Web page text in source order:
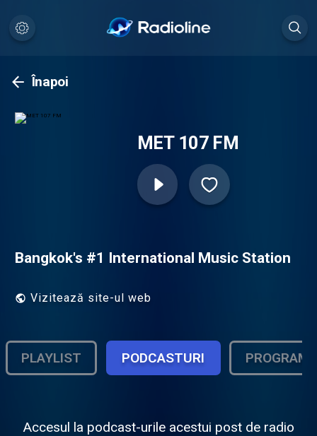
Înapoi
MET 107 FM
Bangkok's #1 International Music Station
Vizitează site-ul web
PLAYLIST PODCASTURI PROGRAM
Accesul la podcast-urile acestui post de radio